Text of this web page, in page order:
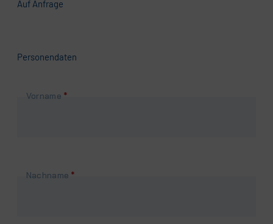
Auf Anfrage
Personendaten
Pflichtfeld
Vorname *
Pflichtfeld
Nachname *